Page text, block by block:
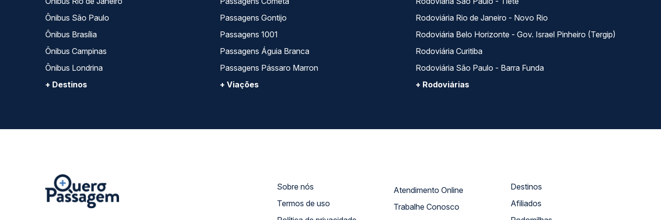
Ônibus São Paulo
Ônibus Brasília
Ônibus Campinas
Ônibus Londrina
+ Destinos
Passagens Gontijo
Passagens 1001
Passagens Águia Branca
Passagens Pássaro Marron
+ Viações
Rodoviária Rio de Janeiro - Novo Rio
Rodoviária Belo Horizonte - Gov. Israel Pinheiro (Tergip)
Rodoviária Curitiba
Rodoviária São Paulo - Barra Funda
+ Rodoviárias
Sobre nós
Termos de uso
Atendimento Online
Trabalhe Conosco
Destinos
Afiliados